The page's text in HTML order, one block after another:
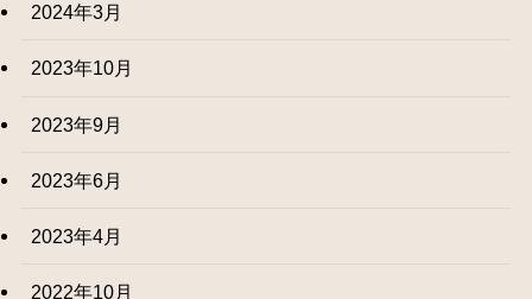
2024年3月
2023年10月
2023年9月
2023年6月
2023年4月
2022年10月